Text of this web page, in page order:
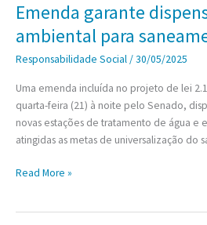
tem
14,4
milhões
pessoas
com
deficiência
Emenda garante
ambiental para
Responsabilidade Social/30/05/2025
Uma emenda incluída no projeto de lei
quarta-feira (21) à noite pelo Senado,
novas estações de tratamento de água e
atingidas as metas de universalização do
Emenda
Read More »